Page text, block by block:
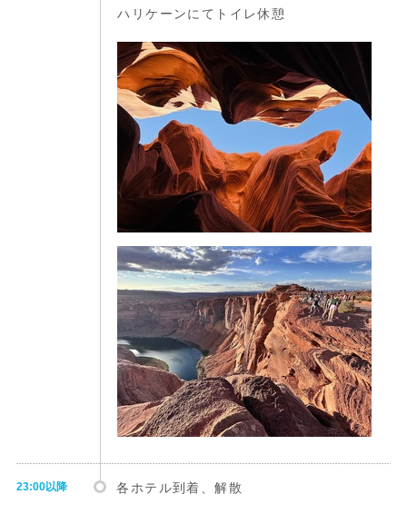
ハリケーンにてトイレ休憩
23:00以降 各ホテル到着、解散